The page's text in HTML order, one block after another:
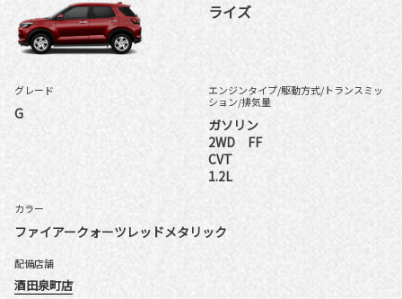
ライズ
グレード
G
エンジンタイプ/駆動方式/トランスミッ
ション/排気量
ガソリン
2WD FF
CVT
1.2L
カラー
ファイアークォーツレッドメタリック
配備店舗
酒田泉町店